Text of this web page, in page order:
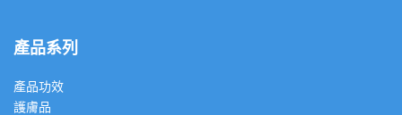
產品系列
產品功效
護膚品